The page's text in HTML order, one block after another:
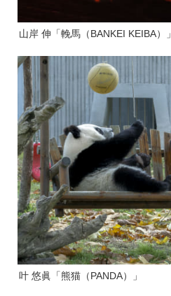
山岸 伸「輓馬（BANKEI KEIBA）」
叶 悠眞「熊猫（PANDA）」